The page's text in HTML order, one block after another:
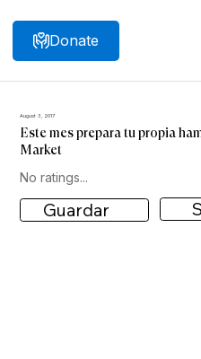
SearchDonate
August 3, 2017
Este mes prepara tu propia
Market
No ratings...
Guardar